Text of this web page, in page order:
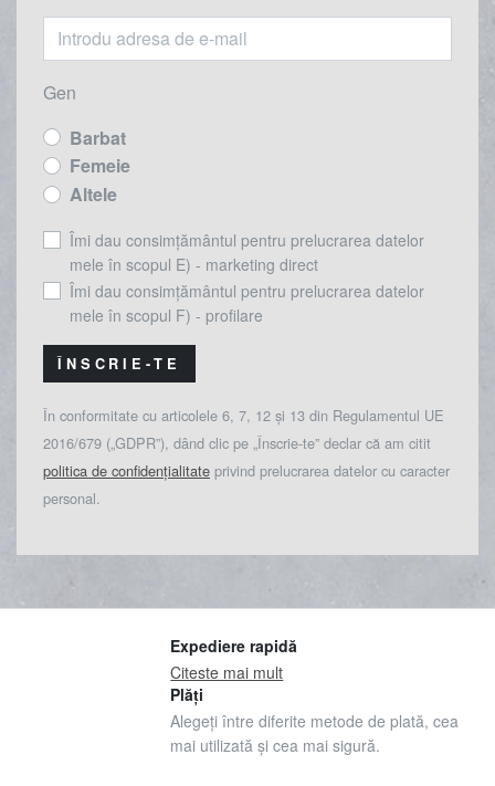
Gen
Barbat
Femeie
Altele
Îmi dau consimțământul pentru prelucrarea datelor
mele în scopul E) - marketing direct
Îmi dau consimțământul pentru prelucrarea datelor
mele în scopul F) - profilare
ÎNSCRIE-TE
În conformitate cu articolele 6, 7, 12 și 13 din Regulamentul UE
2016/679 („GDPR”), dând clic pe „Înscrie-te” declar că am citit
politica de confidențialitate privind prelucrarea datelor cu caracter
personal.
Expediere rapidă
Citeste mai mult
Plăți
Alegeți între diferite metode de plată, cea
mai utilizată și cea mai sigură.